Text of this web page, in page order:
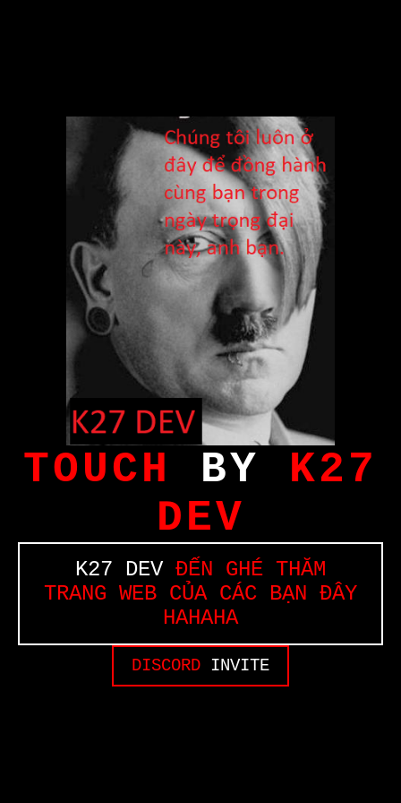
TOUCH BY K27
DEV
K27 DEVĐẾN GHÉ THĂM
TRANG WEB CỦA CÁC BẠN ĐÂY
HAHAHA
DISCORD INVITE